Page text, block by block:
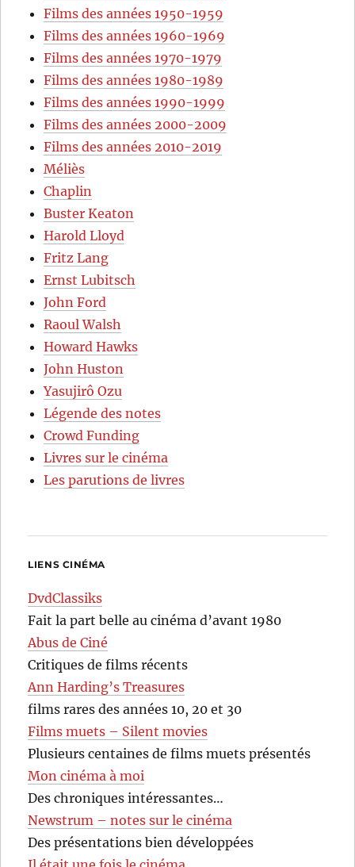
Films des années 1950-1959
Films des années 1960-1969
Films des années 1970-1979
Films des années 1980-1989
Films des années 1990-1999
Films des années 2000-2009
Films des années 2010-2019
Méliès
Chaplin
Buster Keaton
Harold Lloyd
Fritz Lang
Ernst Lubitsch
John Ford
Raoul Walsh
Howard Hawks
John Huston
Yasujirô Ozu
Légende des notes
Crowd Funding
Livres sur le cinéma
Les parutions de livres
LIENS CINÉMA
DvdClassiks
Fait la part belle au cinéma d’avant 1980
Abus de Ciné
Critiques de films récents
Ann Harding’s Treasures
films rares des années 10, 20 et 30
Films muets – Silent movies
Plusieurs centaines de films muets présentés
Mon cinéma à moi
Des chroniques intéressantes…
Newstrum – notes sur le cinéma
Des présentations bien développées